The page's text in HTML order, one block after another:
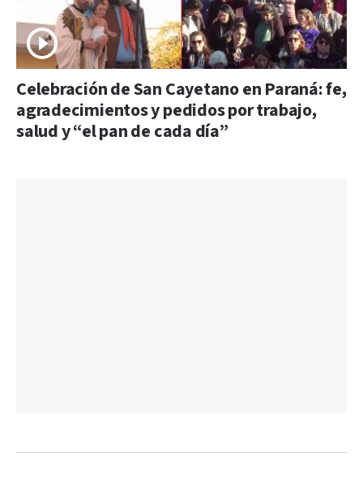
Celebración de San Cayetano en Paraná: fe,
agradecimientos y pedidos por trabajo,
salud y “el pan de cada día”